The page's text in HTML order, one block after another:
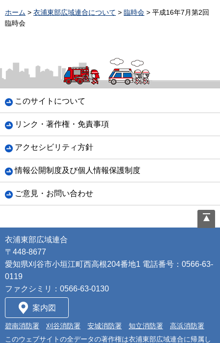
ホーム > 衣浦東部広域連合について > 臨時会 > 平成16年7月第2回
臨時会
このサイトについて
リンク・著作権・免責事項
アクセシビリティ方針
情報公開制度及び個人情報保護制度
ご意見・お問い合わせ
衣浦東部広域連合
〒448-8677
愛知県刈谷市小垣江町西高根204番地1 電話番号：0566-63-
0119
ファクシミリ：0566-63-0130
案内図
碧南消防署 刈谷消防署 安城消防署 知立消防署
高浜消防署
このウェブサイトの全データの著作権は衣浦東部広域連合に帰属し